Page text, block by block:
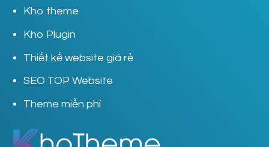
Kho theme
Kho Plugin
Thiết kế website giá rẻ
SEO TOP Website
Theme miễn phí